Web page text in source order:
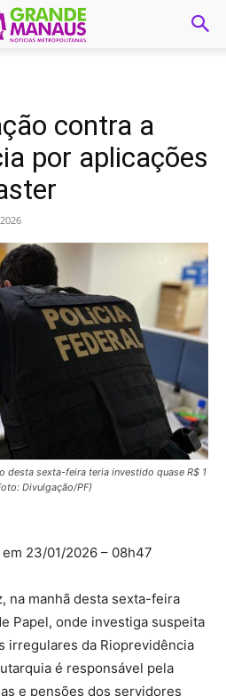
contra a
por aplicações
desta sexta-feira teria investido quase R$ 1
Divulgação/PF)
23/01/2026 – 08h47
na manhã desta sexta-feira
Papel, onde investiga suspeita
irregulares da Rioprevidência
é responsável pela
e pensões dos servidores